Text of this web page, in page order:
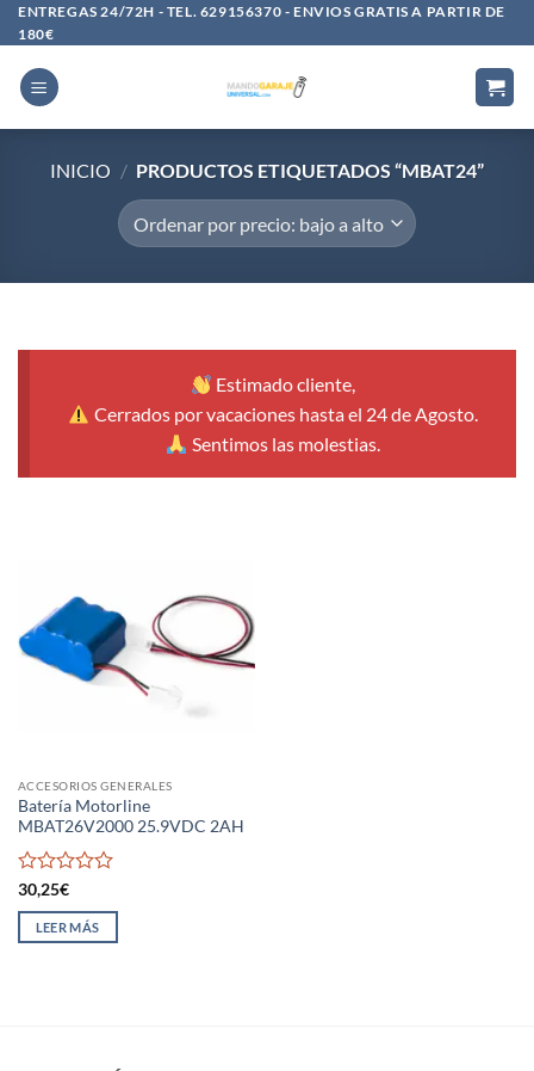
Saltar
al
contenido
ENTREGAS 24/72H - TEL. 629156370 - ENVIOS GRATIS A PARTIR DE
180€
INICIO / PRODUCTOS ETIQUETADOS “MBAT24”
Estimado cliente,
Cerrados por vacaciones hasta el 24 de Agosto.
Sentimos las molestias.
ACCESORIOS GENERALES
Batería Motorline
MBAT26V2000 25.9VDC 2AH
Valorado
con
de
30,25€
LEER MÁS